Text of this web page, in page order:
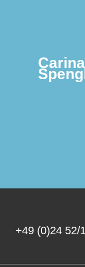
+49 (0)24 52/